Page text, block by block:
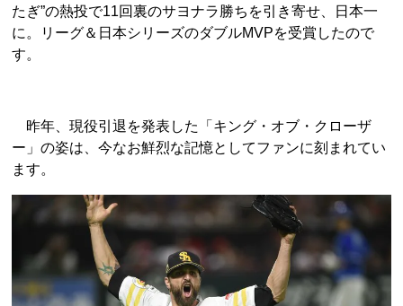
たぎ”の熱投で11回裏のサヨナラ勝ちを引き寄せ、日本一
に。リーグ＆日本シリーズのダブルMVPを受賞したので
す。
昨年、現役引退を発表した「キング・オブ・クローザ
ー」の姿は、今なお鮮烈な記憶としてファンに刻まれてい
ます。